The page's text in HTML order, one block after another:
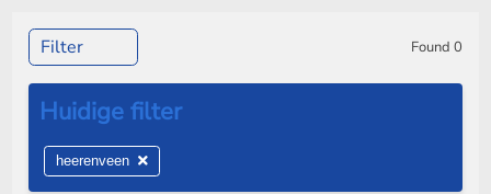
Filter Found0
heerenveen